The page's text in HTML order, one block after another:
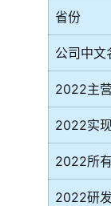
省份
公司中文
2022主
2022实
2022所
2022研